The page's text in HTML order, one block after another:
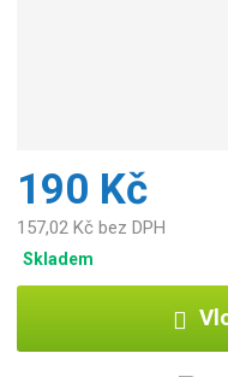
190 Kč
157,02 Kč bez DPH
Skladem